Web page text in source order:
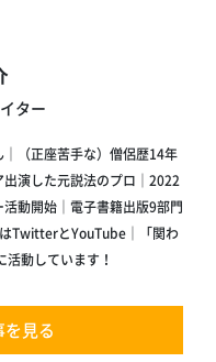
ター
｜（正座苦手な）僧侶歴14年
出演した元説法のプロ｜2022
動開始｜電子書籍出版9部門
TwitterとYouTube｜「関わ
動しています！
見る